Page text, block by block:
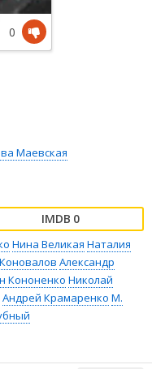
Маевская
0
Нина Великая Наталия
Александр
Кононенко Николай
Андрей Крамаренко М.
0